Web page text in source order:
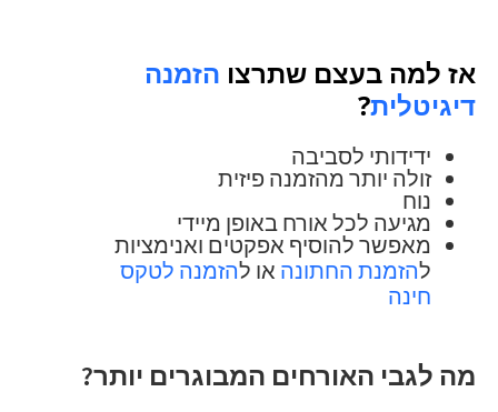
אז למה בעצם שתרצו הזמנה
דיגיטלית?
ידידותי לסביבה
זולה יותר מהזמנה פיזית
נוח
מגיעה לכל אורח באופן מיידי
מאפשר להוסיף אפקטים ואנימציות
להזמנת החתונה או להזמנה לטקס
חינה
מה לגבי האורחים המבוגרים יותר?